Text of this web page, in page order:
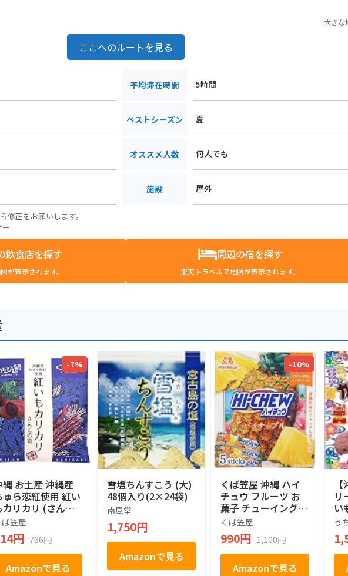
大きな
ここへのルートを見る
平均滞在時間 5時間
ベストシーズン 夏
オススメ人数 何人でも
施設 屋外
修正をお願いします。
飲食店を探す
が表示されます。
周辺の宿を探す
楽天トラベルで地図が表示されます。
-7%
縄 お土産 沖縄産
ゅら恋紅使用 紅い
カリカリ (さんご
塩)
ば笠屋
円 766円
Amazonで見る
雪塩ちんすこう (大)
48個入り(2×24袋)
南風堂
1,750円
Amazonで見る
-10%
くば笠屋 沖縄 ハイ
チュウ フルーツ お
菓子 チューイングキ
ャンディ おやつ 手
土産 お土産 沖縄限
定 ハイチュウ 1本12
粒ｘ5本入 (パイナッ
プル)
くば笠屋
990円 1,100円
Amazonで見る
リ
い
な
標
ケ
う